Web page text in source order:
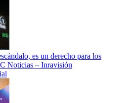
es un derecho para los
Noticias – Inravisión